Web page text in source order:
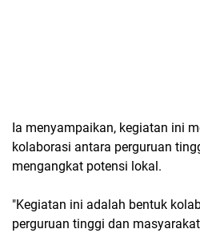
Ia menyampaikan, kegiatan ini
kolaborasi antara perguruan
mengangkat potensi lokal.
"Kegiatan ini adalah bentuk
perguruan tinggi dan